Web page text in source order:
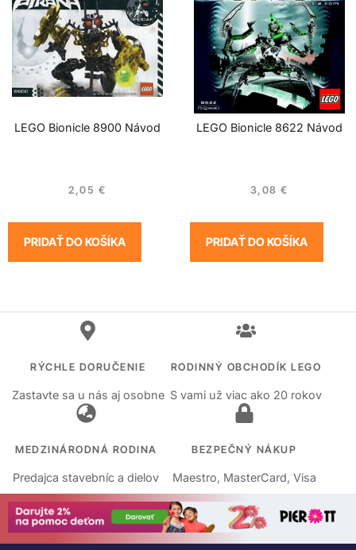
LEGO Bionicle 8900 Návod
2,05 €
PRIDAŤ DO KOŠÍKA
LEGO Bionicle 8622 Návod
3,08 €
PRIDAŤ DO KOŠÍKA
RÝCHLE DORUČENIE
Zastavte sa u nás aj osobne
RODINNÝ OBCHODÍK LEGO
S vami už viac ako 20 rokov
MEDZINÁRODNÁ RODINA
Predajca stavebníc a dielov
BEZPEČNÝ NÁKUP
Maestro, MasterCard, Visa